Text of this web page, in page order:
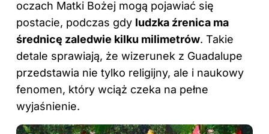
oczach Matki Bożej mogą pojawiać się
postacie, podczas gdy ludzka źrenica ma
średnicę zaledwie kilku milimetrów. Takie
detale sprawiają, że wizerunek z Guadalupe
przedstawia nie tylko religijny, ale i naukowy
fenomen, który wciąż czeka na pełne
wyjaśnienie.